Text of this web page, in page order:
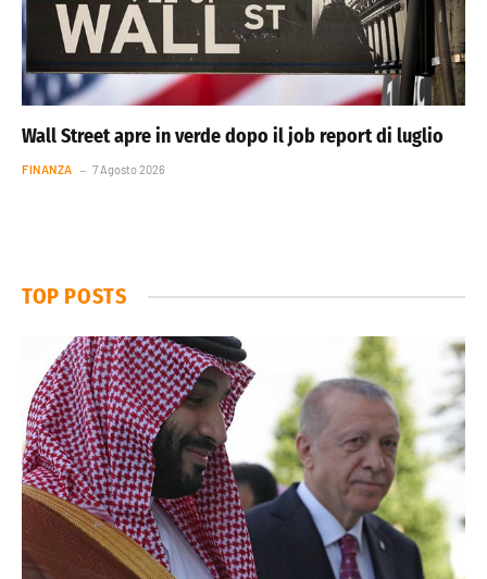
Wall Street apre in verde dopo il job report di luglio
FINANZA 7 Agosto 2026
TOP POSTS